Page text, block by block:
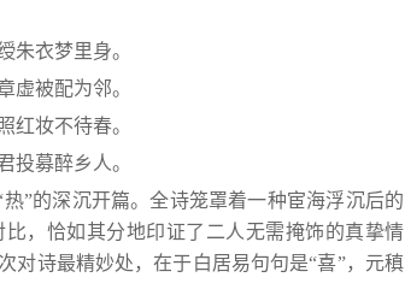
朱衣梦里身。
虚被配为邻。
红妆不待春。
投募醉乡人。
”的深沉开篇。全诗笼罩着一种宦海浮沉后的
，恰如其分地印证了二人无需掩饰的真挚情
对诗最精妙处，在于白居易句句是“喜”，元稹